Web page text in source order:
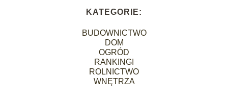
KATEGORIE:
BUDOWNICTWO
DOM
OGRÓD
RANKINGI
ROLNICTWO
WNĘTRZA